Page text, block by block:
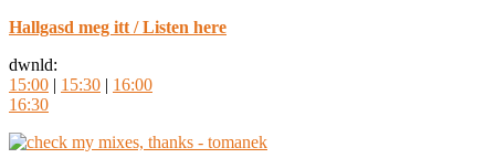
Hallgasd meg itt / Listen here
dwnld:
15:00 | 15:30 | 16:00
16:30